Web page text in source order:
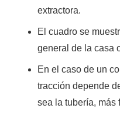
extractora.
El cuadro se
general de la casa
En el caso de un
tracción depende
sea la tubería, más